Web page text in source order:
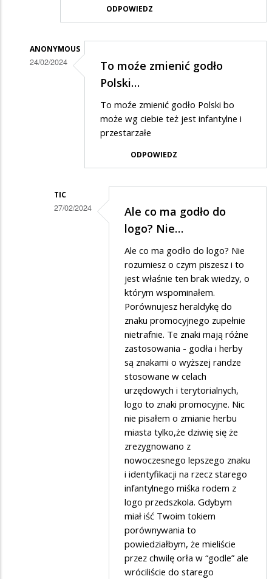
ODPOWIEDZ
ANONYMOUS
24/02/2024
Suwałki
To moźe zmienić godło
Polski…
To moźe zmienić godło Polski bo
może wg ciebie też jest infantylne i
przestarzałe
ODPOWIEDZ
TIC
27/02/2024
Ale co ma godło do
logo? Nie…
Ale co ma godło do logo? Nie
rozumiesz o czym piszesz i to
jest właśnie ten brak wiedzy, o
którym wspominałem.
Porównujesz heraldykę do
znaku promocyjnego zupełnie
nietrafnie. Te znaki mają różne
zastosowania - godła i herby
są znakami o wyższej randze
stosowane w celach
urzędowych i terytorialnych,
logo to znaki promocyjne. Nic
nie pisałem o zmianie herbu
miasta tylko,że dziwię się że
zrezygnowano z
nowoczesnego lepszego znaku
i identyfikacji na rzecz starego
infantylnego miśka rodem z
logo przedszkola. Gdybym
miał iść Twoim tokiem
porównywania to
powiedziałbym, że mieliście
przez chwilę orła w “godle” ale
wróciliście do starego